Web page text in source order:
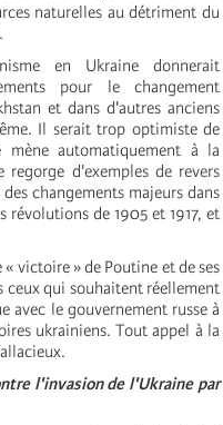
naturelles au détriment du
en Ukraine donnerait
pour le changement
et dans d'autres anciens
Il serait trop optimiste de
automatiquement à la
d'exemples de revers
changements majeurs dans
de 1905 et 1917, et
« victoire » de Poutine et de ses
ceux qui souhaitent réellement
avec le gouvernement russe à
ukrainiens. Tout appel à la
l'invasion de l'Ukraine par